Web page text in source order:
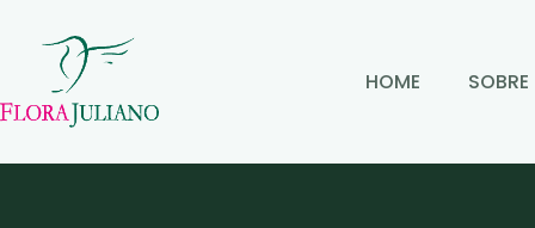
HOME